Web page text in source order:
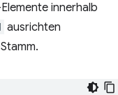
innerhalb
ausrichten